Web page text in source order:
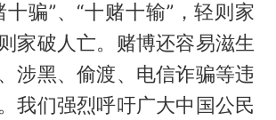
十骗”、“十赌十输”，轻则家
家破人亡。赌博还容易滋生
涉黑、偷渡、电信诈骗等违
我们强烈呼吁广大中国公民